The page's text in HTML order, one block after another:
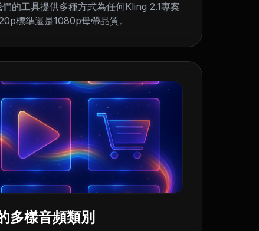
的工具提供多種方式為任何Kling 2.1專案
標準還是1080p母帶品質。
多樣音頻類別